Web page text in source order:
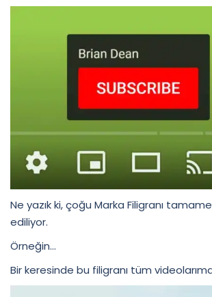
Ne yazık ki, çoğu Marka Filigranı
ediliyor.
Örneğin…
Bir keresinde bu filigranı tüm